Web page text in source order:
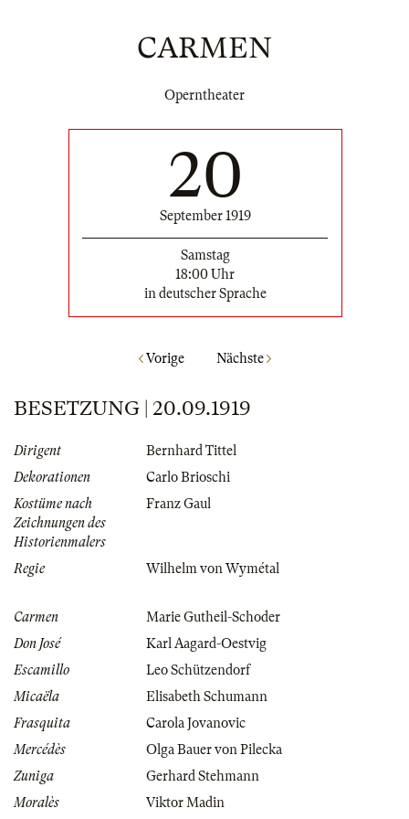
CARMEN
Operntheater
20
September 1919
Samstag
18:00 Uhr
in deutscher Sprache
Vorige Nächste
BESETZUNG | 20.09.1919
Dirigent
Bernhard Tittel
Dekorationen
Carlo Brioschi
Kostüme nach
Zeichnungen des
Historienmalers
Franz Gaul
Regie Wilhelm von Wymétal
Carmen
Marie Gutheil-Schoder
Don José
Karl Aagard-Oestvig
Escamillo
Leo Schützendorf
Micaëla
Elisabeth Schumann
Frasquita
Carola Jovanovic
Mercédès
Olga Bauer von Pilecka
Zuniga
Gerhard Stehmann
Moralès
Viktor Madin